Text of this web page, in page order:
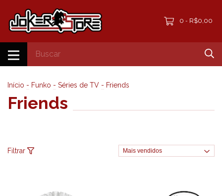
0 - R$0,00
Início - Funko - Séries de TV - Friends
Friends
Filtrar